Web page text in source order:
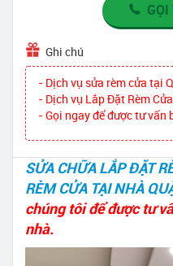
GỌI
Ghi chú
- Dịch vụ sửa rèm cửa tại
- Dịch vụ Lắp Đặt Rèm
- Gọi ngay để được tư vấn
SỬA CHỮA LẮP ĐẶT
RÈM CỬA TẠI NHÀ
chúng tôi để được tư
nhà.